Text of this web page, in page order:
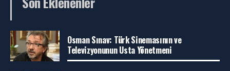
Osman Sınav: Türk Sinemasının ve
Televizyonunun Usta Yönetmeni